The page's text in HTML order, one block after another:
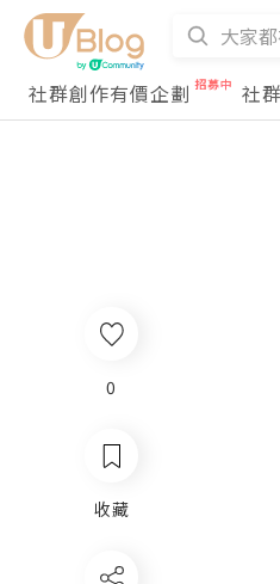
社群創作有價企劃 社
0
收藏